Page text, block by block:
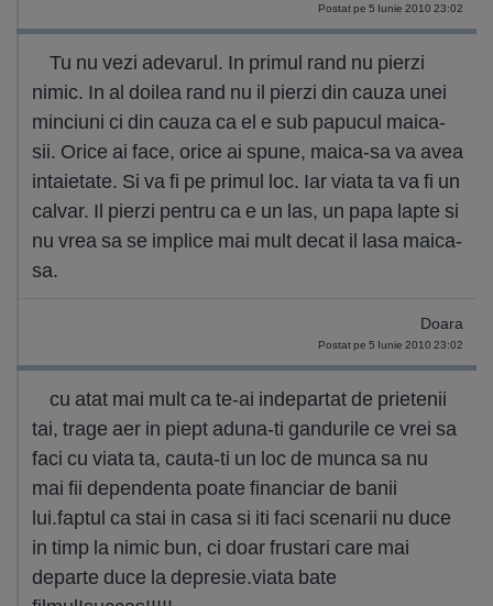
Postat pe 5 Iunie 2010 23:02
Tu nu vezi adevarul. In primul rand nu pierzi
nimic. In al doilea rand nu il pierzi din cauza unei
minciuni ci din cauza ca el e sub papucul maica-
sii. Orice ai face, orice ai spune, maica-sa va avea
intaietate. Si va fi pe primul loc. Iar viata ta va fi un
calvar. Il pierzi pentru ca e un las, un papa lapte si
nu vrea sa se implice mai mult decat il lasa maica-
sa.
Doara
Postat pe 5 Iunie 2010 23:02
cu atat mai mult ca te-ai indepartat de prietenii
tai, trage aer in piept aduna-ti gandurile ce vrei sa
faci cu viata ta, cauta-ti un loc de munca sa nu
mai fii dependenta poate financiar de banii
lui.faptul ca stai in casa si iti faci scenarii nu duce
in timp la nimic bun, ci doar frustari care mai
departe duce la depresie.viata bate